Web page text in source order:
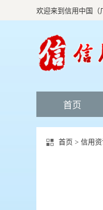
欢迎来到信用中国（
首页